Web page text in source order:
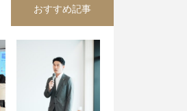
おすすめ記事